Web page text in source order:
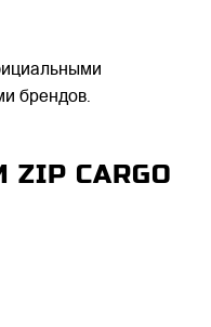
брендов.
CARGO